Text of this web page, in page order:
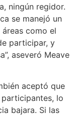
ningún regidor.
se manejó un
como el
participar, y
aseveró Meave
aceptó que
lo
bajara. Si las